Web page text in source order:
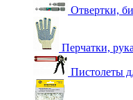
Отвертки,
Перчатки,
Пистолеты